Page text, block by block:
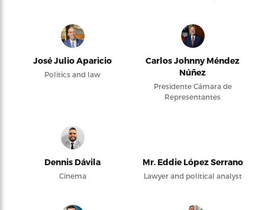
José Julio Aparicio
Politics and law
Carlos Johnny Méndez
Núñez
Presidente Cámara de
Representantes
Dennis Dávila
Cinema
Mr. Eddie López Serrano
Lawyer and political analyst